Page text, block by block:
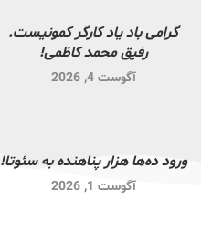
گرامی باد یاد کارگر کمونیست.
رفیق محمد کاظمی!
آگوست 4, 2026
ورود ده‌ها هزار پناهنده به سئوتا!
آگوست 1, 2026